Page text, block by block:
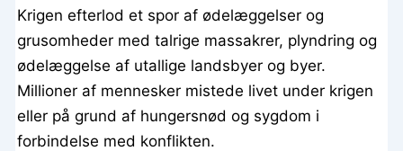
Krigen efterlod et spor af ødelæggelser og
grusomheder med talrige massakrer, plyndring og
ødelæggelse af utallige landsbyer og byer.
Millioner af mennesker mistede livet under krigen
eller på grund af hungersnød og sygdom i
forbindelse med konflikten.